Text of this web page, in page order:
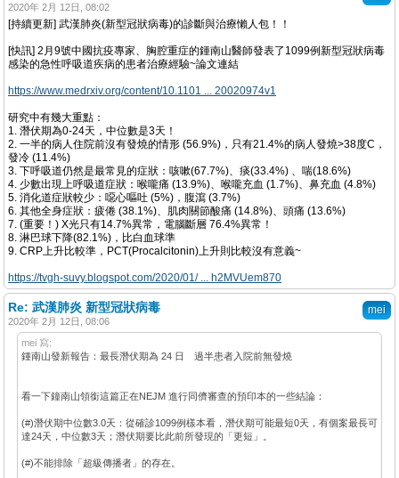
2020年 2月 12日, 08:02
[持續更新] 武漢肺炎(新型冠狀病毒)的診斷與治療懶人包！！
[快訊] 2月9號中國抗疫專家、胸腔重症的鍾南山醫師發表了1099例新型冠狀病毒
感染的急性呼吸道疾病的患者治療經驗~論文連結
https://www.medrxiv.org/content/10.1101 ... 20020974v1
研究中有幾大重點：
1. 潛伏期為0-24天，中位數是3天！
2. 一半的病人住院前沒有發燒的情形 (56.9%)，只有21.4%的病人發燒>38度C，
發冷 (11.4%)
3. 下呼吸道仍然是最常見的症狀：咳嗽(67.7%)、痰(33.4%) 、喘(18.6%)
4. 少數出現上呼吸道症狀：喉嚨痛 (13.9%)、喉嚨充血 (1.7%)、鼻充血 (4.8%)
5. 消化道症狀較少：噁心嘔吐 (5%)，腹瀉 (3.7%)
6. 其他全身症狀：疲倦 (38.1%)、肌肉關節酸痛 (14.8%)、頭痛 (13.6%)
7. (重要！) X光只有14.7%異常，電腦斷層 76.4%異常！
8. 淋巴球下降(82.1%)，比白血球準
9. CRP上升比較準，PCT(Procalcitonin)上升則比較沒有意義~
https://tvgh-suvy.blogspot.com/2020/01/ ... h2MVUem870
mei
Re: 武漢肺炎 新型冠狀病毒
2020年 2月 12日, 08:06
mei 寫:
鍾南山發新報告：最長潛伏期為 24 日 過半患者入院前無發燒
看一下鐘南山領銜這篇正在NEJM 進行同儕審查的預印本的一些結論：
(#)潛伏期中位數3.0天：從確診1099例樣本看，潛伏期可能最短0天，有個案最長可
達24天，中位數3天；潛伏期要比此前所發現的「更短」。
(#)不能排除「超級傳播者」的存在。